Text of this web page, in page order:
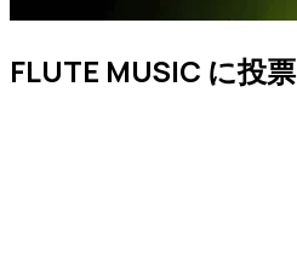
FLUTE MUSIC に投票